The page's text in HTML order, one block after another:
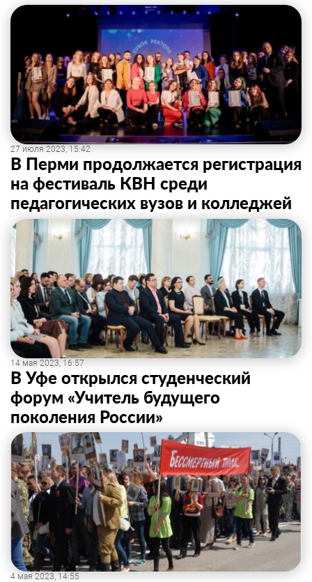
27 июля 2023, 15:42
В Перми продолжается регистрация
на фестиваль КВН среди
педагогических вузов и колледжей
14 мая 2023, 16:57
В Уфе открылся студенческий
форум «Учитель будущего
поколения России»
4 мая 2023, 14:55